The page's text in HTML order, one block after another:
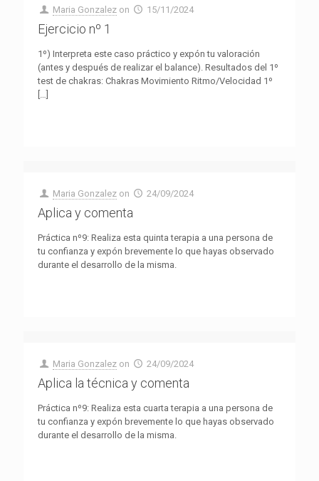
Maria Gonzalez on 15/11/2024
Ejercicio nº 1
1º) Interpreta este caso práctico y expón tu valoración
(antes y después de realizar el balance). Resultados del 1º
test de chakras: Chakras Movimiento Ritmo/Velocidad 1º
[…]
Maria Gonzalez on 24/09/2024
Aplica y comenta
Práctica nº9: Realiza esta quinta terapia a una persona de
tu confianza y expón brevemente lo que hayas observado
durante el desarrollo de la misma.
Maria Gonzalez on 24/09/2024
Aplica la técnica y comenta
Práctica nº9: Realiza esta cuarta terapia a una persona de
tu confianza y expón brevemente lo que hayas observado
durante el desarrollo de la misma.